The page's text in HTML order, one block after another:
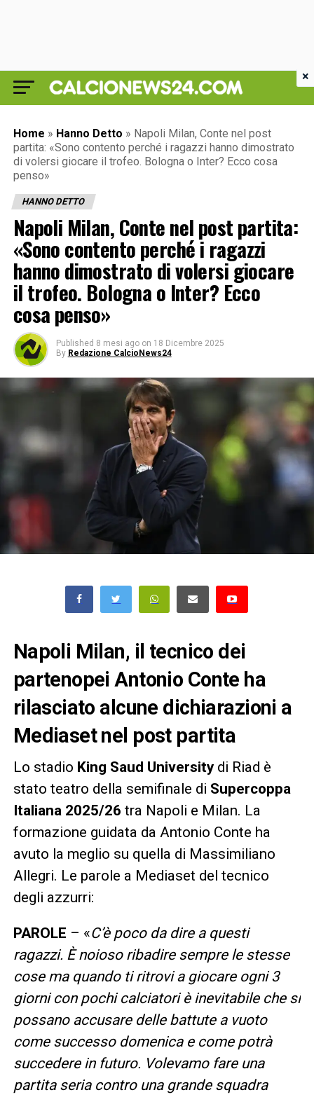
Home » Hanno Detto » Napoli Milan, Conte nel post
partita: «Sono contento perché i ragazzi hanno dimostrato
di volersi giocare il trofeo. Bologna o Inter? Ecco cosa
penso»
HANNO DETTO
Napoli Milan, Conte nel post partita:
«Sono contento perché i ragazzi
hanno dimostrato di volersi giocare
il trofeo. Bologna o Inter? Ecco
cosa penso»
Published 8 mesi ago on 18 Dicembre 2025
By Redazione CalcioNews24
Napoli Milan, il tecnico dei
partenopei Antonio Conte ha
rilasciato alcune dichiarazioni a
Mediaset nel post partita
Lo stadio King Saud Universitydi Riad è
stato teatro della semifinale di Supercoppa
Italiana 2025/26 tra Napoli e Milan. La
formazione guidata da Antonio Conte ha
avuto la meglio su quella di Massimiliano
Allegri. Le parole a Mediaset del tecnico
degli azzurri:
PAROLE – «C’è poco da dire a questi
ragazzi. È noioso ribadire sempre le stesse
cose ma quando ti ritrovi a giocare ogni 3
giorni con pochi calciatori è inevitabile che si
possano accusare delle battute a vuoto
come successo domenica e come potrà
succedere in futuro. Volevamo fare una
partita seria contro una grande squadra
×